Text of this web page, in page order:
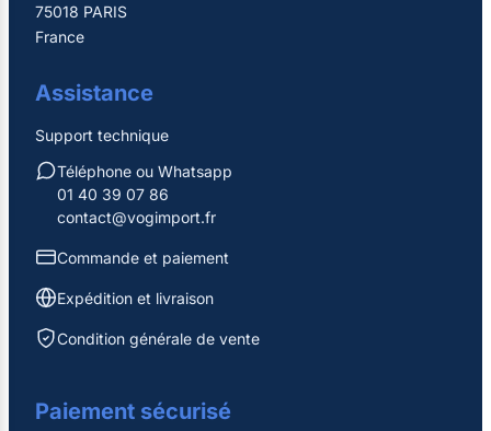
75018 PARIS
France
Assistance
Support technique
Téléphone ou Whatsapp
01 40 39 07 86
contact@vogimport.fr
Commande et paiement
Expédition et livraison
Condition générale de vente
Paiement sécurisé